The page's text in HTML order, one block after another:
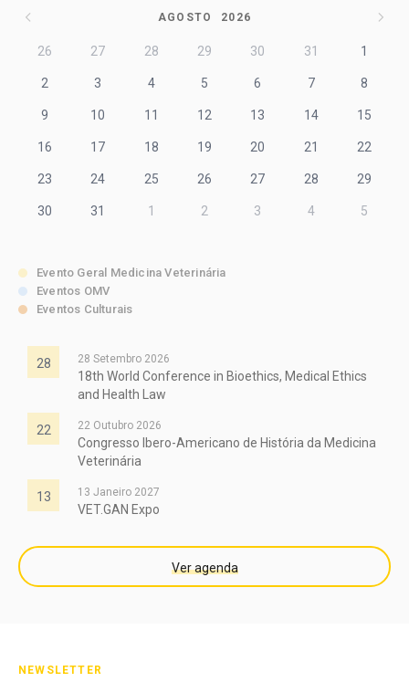
AGOSTO 2026
26 27 28 29 30 31 1
2 3 4 5 6 7 8
9 10 11 12 13 14 15
16 17 18 19 20 21 22
23 24 25 26 27 28 29
30 31 1 2 3 4 5
Evento Geral Medicina Veterinária
Eventos OMV
Eventos Culturais
28 28 Setembro 2026
18th World Conference in Bioethics, Medical Ethics
and Health Law
22 22 Outubro 2026
Congresso Ibero-Americano de História da Medicina
Veterinária
13 13 Janeiro 2027
VET.GAN Expo
Ver agenda
NEWSLETTER